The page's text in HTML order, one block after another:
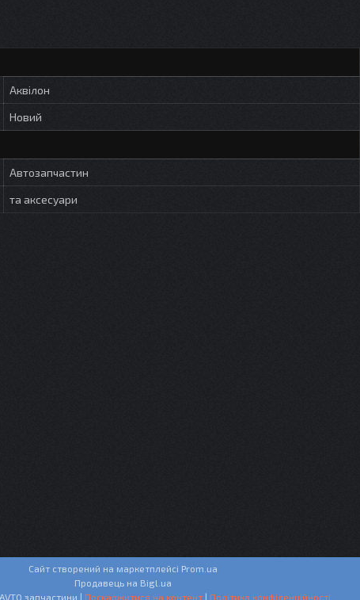
Аквілон
Новий
Автозапчастин
та аксесуари
Сайт створений на маркетплейсі Prom.ua
Продавець на Bigl.ua
Інтернет-магазин AVTO запчастини | Поскаржитися на контент | Політика конфіденційності